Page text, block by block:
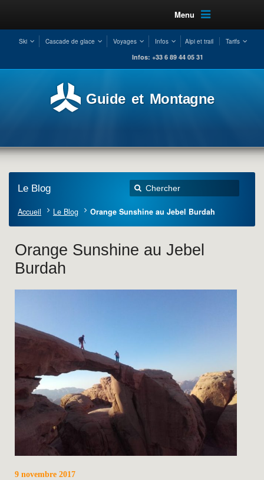
Menu
Ski Cascade de glace Voyages Infos Alpi et trail Tarifs
Infos: +33 6 89 44 05 31
Guide et Montagne
Le Blog
Accueil Le Blog Orange Sunshine au Jebel Burdah
Orange Sunshine au Jebel
Burdah
9 novembre 2017